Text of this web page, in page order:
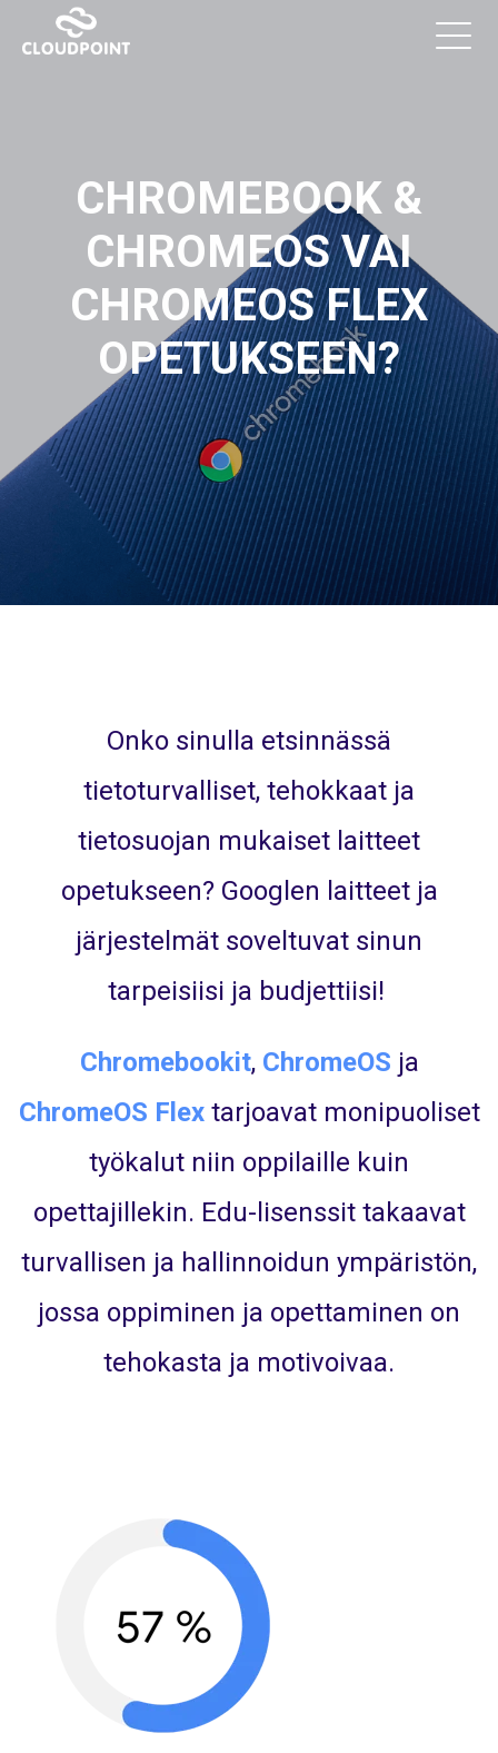
CHROMEBOOK &
CHROMEOS VAI
CHROMEOS FLEX
OPETUKSEEN?
Onko sinulla etsinnässä
tietoturvalliset, tehokkaat ja
tietosuojan mukaiset laitteet
opetukseen? Googlen laitteet ja
järjestelmät soveltuvat sinun
tarpeisiisi ja budjettiisi!
Chromebookit, ChromeOS ja
ChromeOS Flextarjoavat monipuoliset
työkalut niin oppilaille kuin
opettajillekin. Edu-lisenssit takaavat
turvallisen ja hallinnoidun ympäristön,
jossa oppiminen ja opettaminen on
tehokasta ja motivoivaa.